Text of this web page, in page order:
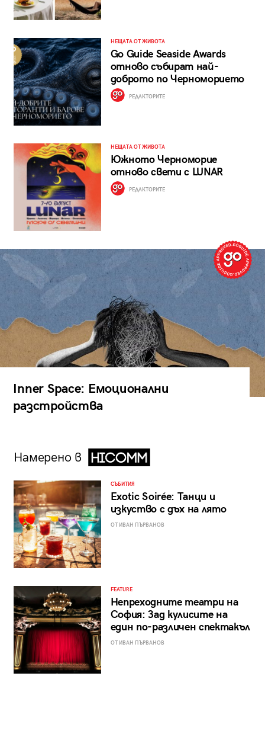
НЕЩАТА ОТ ЖИВОТА
Go Guide Seaside Awards
отново събират най-
доброто по Черноморието
РЕДАКТОРИТЕ
НЕЩАТА ОТ ЖИВОТА
Южното Черноморие
отново свети с LUNAR
РЕДАКТОРИТЕ
Inner Space: Емоционални
разстройства
Намерено в
СЪБИТИЯ
Exotic Soirée: Танци и
изкуство с дъх на лято
ОТ ИВАН ПЪРВАНОВ
FEATURE
Непреходните театри на
София: Зад кулисите на
един по-различен спектакъл
ОТ ИВАН ПЪРВАНОВ